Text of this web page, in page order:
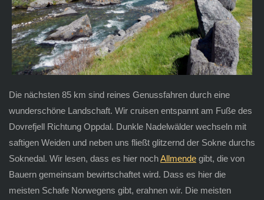
Die nächsten 85 km sind reines Genussfahren durch eine
wunderschöne Landschaft. Wir cruisen entspannt am Fuße des
Dovrefjell Richtung Oppdal. Dunkle Nadelwälder wechseln mit
saftigen Weiden und neben uns fließt glitzernd der Sokne durchs
Soknedal. Wir lesen, dass es hier nochAllmendegibt, die von
Bauern gemeinsam bewirtschaftet wird. Dass es hier die
meisten Schafe Norwegens gibt, erahnen wir. Die meisten